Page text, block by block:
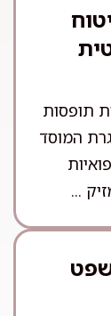
תופסות
המוסד
...